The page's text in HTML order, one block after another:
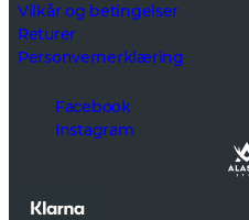
Vilkår og betingelser
Returer
Personvernerklæring
Facebook
Instagram